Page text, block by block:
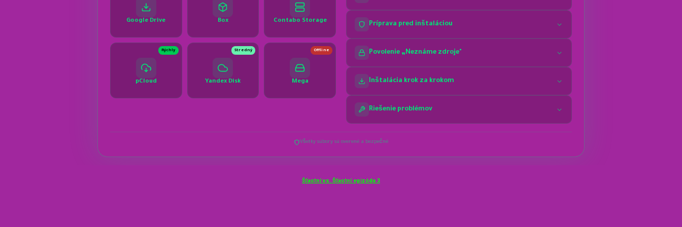
Šťastní vs. Šťastní epizóda 3